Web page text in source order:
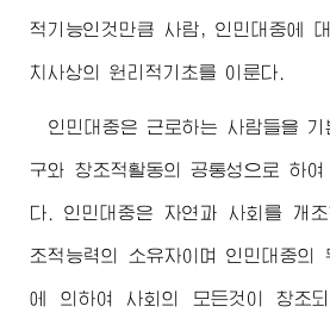
적기능인것만큼 사람, 인민대중에
치사상의 원리적기초를 이룬다.
인민대중은 근로하는 사람들을
구와 창조적활동의 공통성으로 하여
다. 인민대중은 자연과 사회를 개
조적능력의 소유자이며 인민대중의
에 의하여 사회의 모든것이 창조